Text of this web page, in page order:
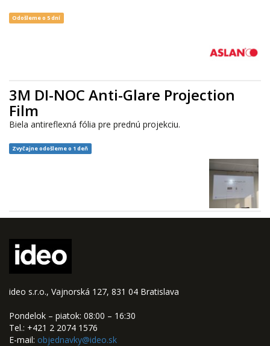
Odošleme o 5 dní
3M DI-NOC Anti-Glare Projection
Film
Biela antireflexná fólia pre prednú projekciu.
Zvyčajne odošleme o 1 deň
ideo s.r.o., Vajnorská 127, 831 04 Bratislava
Pondelok – piatok: 08:00 – 16:30
Tel.: +421 2 2074 1576
E-mail: objednavky@ideo.sk